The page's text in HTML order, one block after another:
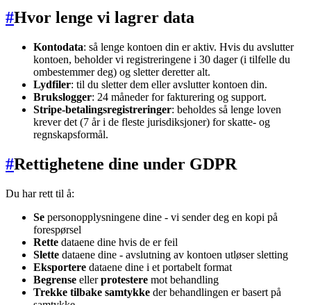
#Hvor lenge vi lagrer data
Kontodata: så lenge kontoen din er aktiv. Hvis du avslutter
kontoen, beholder vi registreringene i 30 dager (i tilfelle du
ombestemmer deg) og sletter deretter alt.
Lydfiler: til du sletter dem eller avslutter kontoen din.
Brukslogger: 24 måneder for fakturering og support.
Stripe-betalingsregistreringer: beholdes så lenge loven
krever det (7 år i de fleste jurisdiksjoner) for skatte- og
regnskapsformål.
#Rettighetene dine under GDPR
Du har rett til å:
Se personopplysningene dine - vi sender deg en kopi på
forespørsel
Rette dataene dine hvis de er feil
Slette dataene dine - avslutning av kontoen utløser sletting
Eksportere dataene dine i et portabelt format
Begrense ellerprotestere mot behandling
Trekke tilbake samtykke der behandlingen er basert på